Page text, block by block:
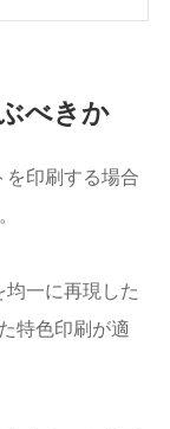
べきか
印刷する場合
一に再現した
特色印刷が適